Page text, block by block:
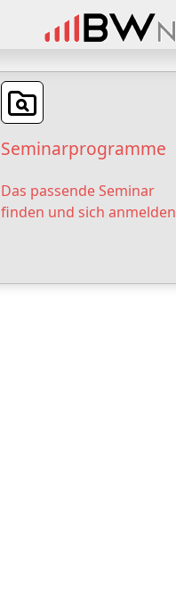
Seminarprogramme
Das passende Seminar
finden und sich anmelden